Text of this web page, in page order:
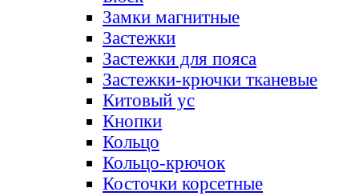
Замки магнитные
Застежки
Застежки для пояса
Застежки-крючки тканевые
Китовый ус
Кнопки
Кольцо
Кольцо-крючок
Косточки корсетные